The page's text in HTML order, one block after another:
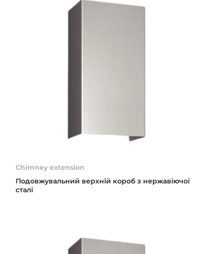
Chimney extension
Подовжувальний верхній короб з нержавіючої
сталі